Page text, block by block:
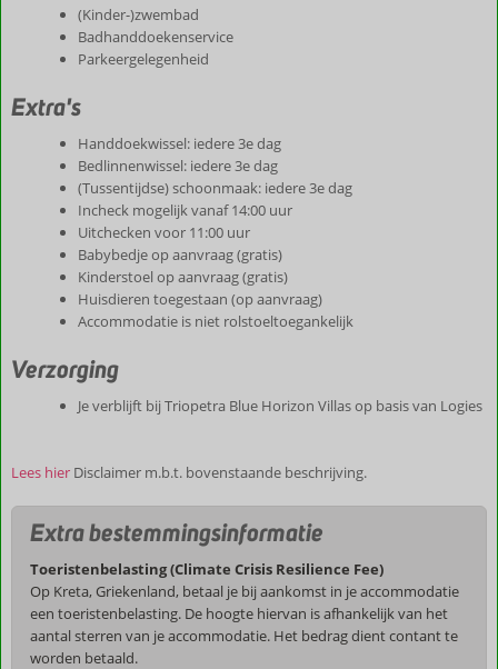
(Kinder-)zwembad
Badhanddoekenservice
Parkeergelegenheid
Extra's
Handdoekwissel: iedere 3e dag
Bedlinnenwissel: iedere 3e dag
(Tussentijdse) schoonmaak: iedere 3e dag
Incheck mogelijk vanaf 14:00 uur
Uitchecken voor 11:00 uur
Babybedje op aanvraag (gratis)
Kinderstoel op aanvraag (gratis)
Huisdieren toegestaan (op aanvraag)
Accommodatie is niet rolstoeltoegankelijk
Verzorging
Je verblijft bij Triopetra Blue Horizon Villas op basis van Logies
Lees hier Disclaimer m.b.t. bovenstaande beschrijving.
Extra bestemmingsinformatie
Toeristenbelasting (Climate Crisis Resilience Fee)
Op Kreta, Griekenland, betaal je bij aankomst in je accommodatie
een toeristenbelasting. De hoogte hiervan is afhankelijk van het
aantal sterren van je accommodatie. Het bedrag dient contant te
worden betaald.